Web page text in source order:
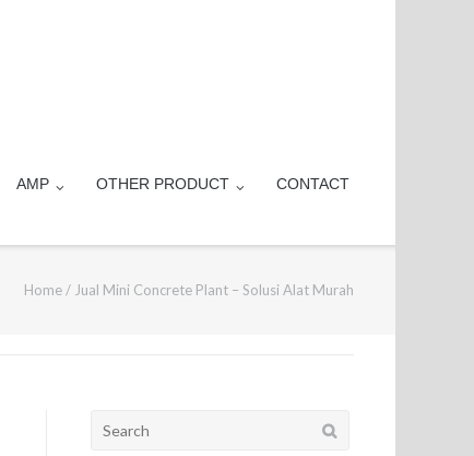
AMP OTHER PRODUCT CONTACT
Home / Jual Mini Concrete Plant – Solusi Alat Murah
Search